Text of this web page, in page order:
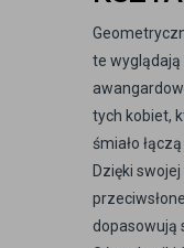
te wyglądają
tych kobiet,
śmiało
Dzięki
dopasowują